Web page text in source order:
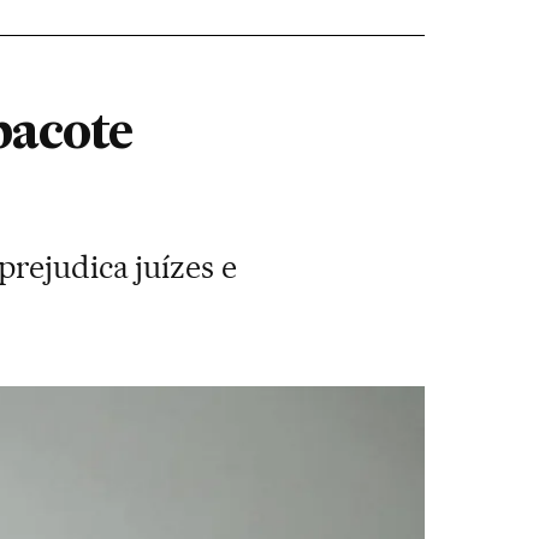
juízes e